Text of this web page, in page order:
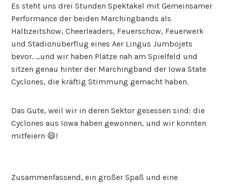
Es steht uns drei Stunden Spektakel mit Gemeinsamer
Performance der beiden Marchingbands als
Halbzeitshow, Cheerleaders, Feuerschow, Feuerwerk
und Stadionüberflug eines Aer Lingus Jumbojets
bevor. …und wir haben Plätze nah am Spielfeld und
sitzen genau hinter der Marchingband der Iowa State
Cyclones, die kräftig Stimmung gemacht haben.
Das Gute, weil wir in deren Sektor gesessen sind: die
Cyclones aus Iowa haben gewonnen, und wir konnten
mitfeiern 😄!
Zusammenfassend, ein großer Spaß und eine